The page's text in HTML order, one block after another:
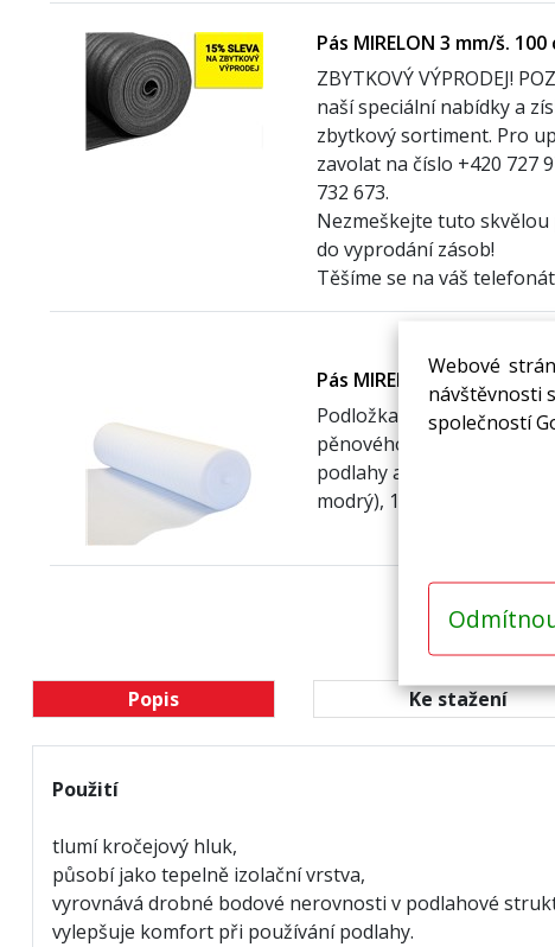
Webové
návštěvnosti
společností
Pás MIRELON 3 mm/š. 100
ZBYTKOVÝ VÝPRODEJ!
naší speciální nabídky a
zbytkový sortiment. Pro
zavolat na číslo +420 727
732 673.
Nezmeškejte tuto
do vyprodání zásob!
Těšíme se na váš
Pás MIRELON 3 mm/š. 110
Podložka s vylepšenými
pěnového polyetylénu pod
podlahy a pod koberce.
modrý), 110 cm (bílý, šedý)
Popis Ke stažení
Použití
tlumí kročejový hluk,
působí jako tepelně izolační vrstva,
vyrovnává drobné bodové nerovnosti v podlahové
vylepšuje komfort při používání podlahy.